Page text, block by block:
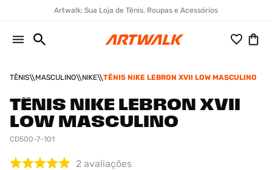
Artwalk: Sua Loja de Tênis, Roupas e Acessórios
TÊNIS MASCULINO NIKE TÊNIS NIKE LEBRON XVII LOW MASCULINO
TÊNIS NIKE LEBRON XVII
LOW MASCULINO
CD500-7-101
2 avaliações